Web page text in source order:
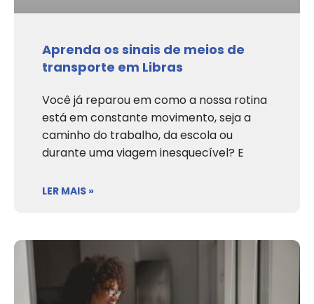
Aprenda os sinais de meios de
transporte em Libras
Você já reparou em como a nossa rotina
está em constante movimento, seja a
caminho do trabalho, da escola ou
durante uma viagem inesquecível? E
LER MAIS »